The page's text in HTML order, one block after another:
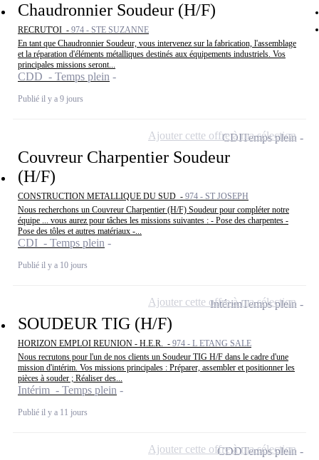
Chaudronnier Soudeur (H/F)
RECRUT'OI - 974 - STE SUZANNE
En tant que Chaudronnier Soudeur, vous intervenez sur la fabrication, l'assemblage
et la réparation d'éléments métalliques destinés aux équipements industriels. Vos
principales missions seront...
CDD - Temps plein
Publié il y a 9 jours
Couvreur Charpentier Soudeur
(H/F)
CONSTRUCTION METALLIQUE DU SUD - 974 - ST JOSEPH
Nous recherchons un Couvreur Charpentier (H/F) Soudeur pour compléter notre
équipe ... vous aurez pour tâches les missions suivantes : - Pose des charpentes -
Pose des tôles et autres matériaux -...
CDI - Temps plein
Publié il y a 10 jours
CDITemps plein
Ajouter cette offre à ma sélection
SOUDEUR TIG (H/F)
HORIZON EMPLOI REUNION - H.E.R. - 974 - L ETANG SALE
Nous recrutons pour l'un de nos clients un Soudeur TIG H/F dans le cadre d'une
mission d'intérim. Vos missions principales : Préparer, assembler et positionner les
pièces à souder ; Réaliser des...
Intérim - Temps plein
Publié il y a 11 jours
IntérimTemps plein
Ajouter cette offre à ma sélection
CDDTemps plein
Ajouter cette offre à ma sélection